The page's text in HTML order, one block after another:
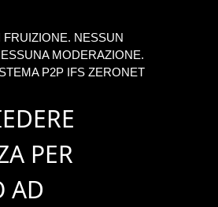
NESSUN
MODERAZIONE.
P2P IFS ZERONET
PER
AD